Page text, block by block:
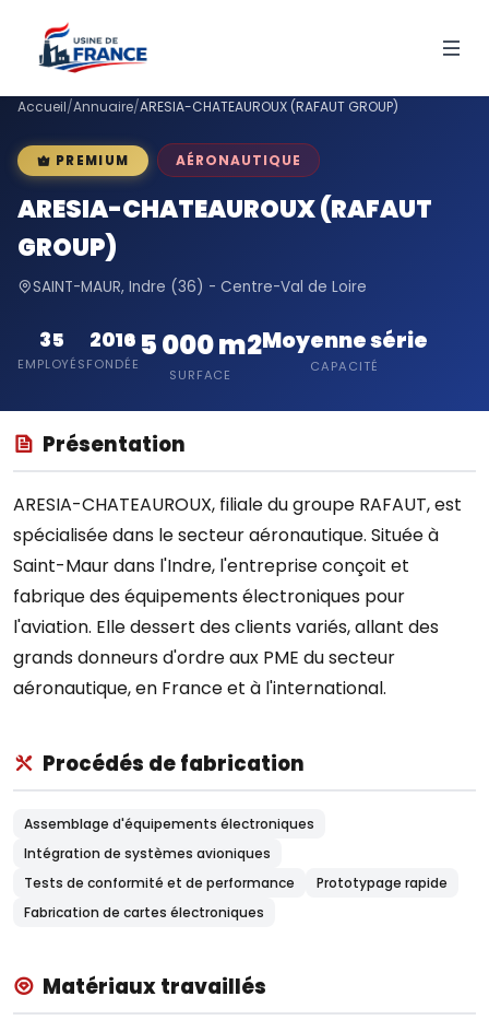
Accueil/Annuaire/ARESIA-CHATEAUROUX (RAFAUT GROUP)
PREMIUM AÉRONAUTIQUE
ARESIA-CHATEAUROUX (RAFAUT
GROUP)
SAINT-MAUR, Indre (36) - Centre-Val de Loire
35
EMPLOYÉS
2016
FONDÉE
5 000 m2
SURFACE
Moyenne série
CAPACITÉ
Présentation
ARESIA-CHATEAUROUX, filiale du groupe RAFAUT, est
spécialisée dans le secteur aéronautique. Située à
Saint-Maur dans l'Indre, l'entreprise conçoit et
fabrique des équipements électroniques pour
l'aviation. Elle dessert des clients variés, allant des
grands donneurs d'ordre aux PME du secteur
aéronautique, en France et à l'international.
Procédés de fabrication
Assemblage d'équipements électroniques
Intégration de systèmes avioniques
Tests de conformité et de performance
Prototypage rapide
Fabrication de cartes électroniques
Matériaux travaillés